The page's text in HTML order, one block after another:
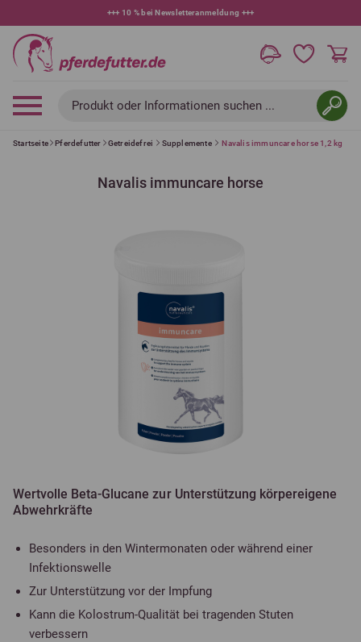
+++ 10 % bei Newsletteranmeldung +++
Produkt oder Informationen suchen ...
Startseite Pferdefutter Getreidefrei Supplemente Navalis immuncare horse 1,2 kg
Navalis immuncare horse
Wertvolle Beta-Glucane zur Unterstützung körpereigene
Abwehrkräfte
Besonders in den Wintermonaten oder während einer
Infektionswelle
Zur Unterstützung vor der Impfung
Kann die Kolostrum-Qualität bei tragenden Stuten
verbessern